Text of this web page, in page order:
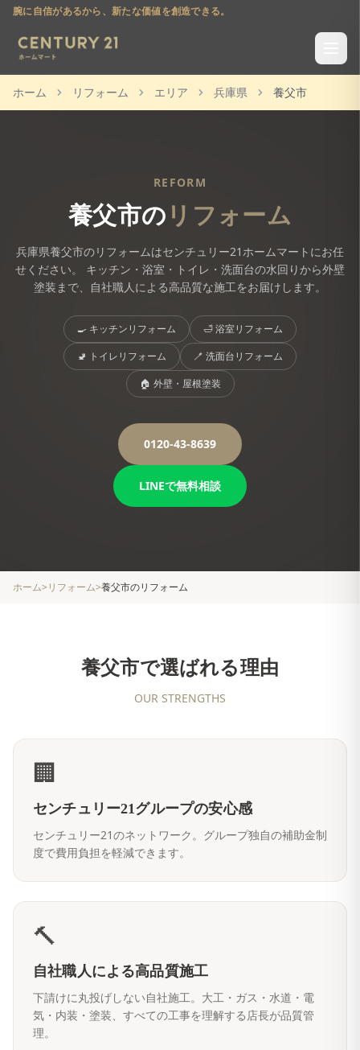
腕に自信があるから、新たな価値を創造できる。
ホーム リフォーム エリア 兵庫県 養父市
REFORM
養父市の リフォーム
兵庫県養父市のリフォームはセンチュリー21ホームマートにお任
せください。 キッチン・浴室・トイレ・洗面台の水回りから外壁
塗装まで、自社職人による高品質な施工をお届けします。
🍳 キッチンリフォーム 🛁浴室リフォーム
🚽 トイレリフォーム 🪥 洗面台リフォーム
🏠 外壁・屋根塗装
0120-43-8639
LINEで無料相談
ホーム> リフォーム>養父市のリフォーム
養父市で選ばれる理由
OUR STRENGTHS
🏢
センチュリー21グループの安心感
センチュリー21のネットワーク。グループ独自の補助金制
度で費用負担を軽減できます。
🔨
自社職人による高品質施工
下請けに丸投げしない自社施工。大工・ガス・水道・電
気・内装・塗装、すべての工事を理解する店長が品質管
理。